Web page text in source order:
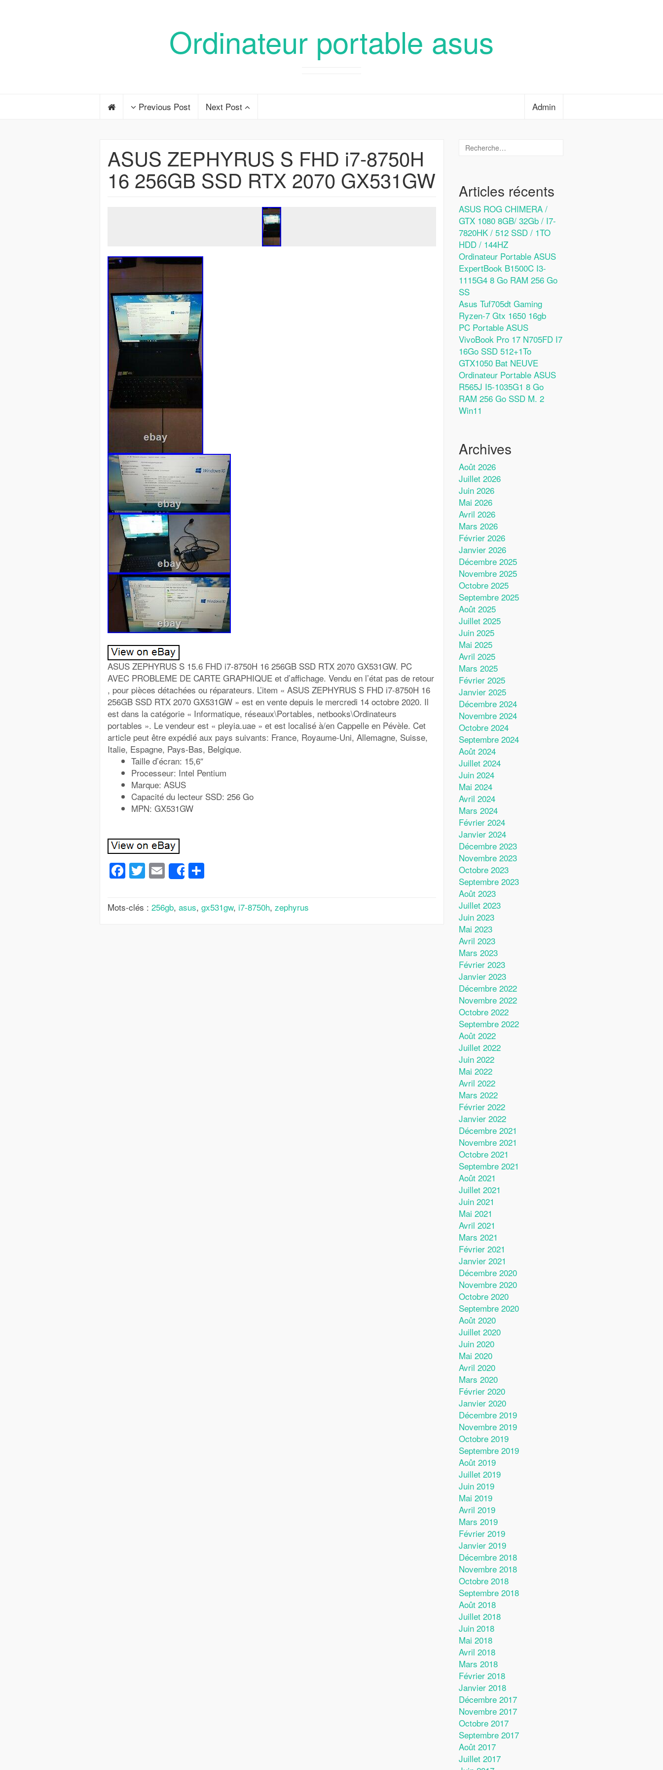
Ordinateur portable asus
Previous Post Next Post Admin
ASUS ZEPHYRUS S FHD i7-8750H
16 256GB SSD RTX 2070 GX531GW
ASUS ZEPHYRUS S 15.6 FHD i7-8750H 16 256GB SSD RTX 2070 GX531GW. PC
AVEC PROBLEME DE CARTE GRAPHIQUE et d’affichage. Vendu en l’état pas de retour
, pour pièces détachées ou réparateurs. L’item « ASUS ZEPHYRUS S FHD i7-8750H 16
256GB SSD RTX 2070 GX531GW » est en vente depuis le mercredi 14 octobre 2020. Il
est dans la catégorie « Informatique, réseaux\Portables, netbooks\Ordinateurs
portables ». Le vendeur est « pleyia.uae » et est localisé à/en Cappelle en Pévèle. Cet
article peut être expédié aux pays suivants: France, Royaume-Uni, Allemagne, Suisse,
Italie, Espagne, Pays-Bas, Belgique.
Taille d’écran: 15,6″
Processeur: Intel Pentium
Marque: ASUS
Capacité du lecteur SSD: 256 Go
MPN: GX531GW
Facebook
Twitter
Email
Share
Mots-clés : 256gb, asus, gx531gw, i7-8750h, zephyrus
Articles récents
ASUS ROG CHIMERA /
GTX 1080 8GB/ 32Gb / I7-
7820HK / 512 SSD / 1TO
HDD / 144HZ
Ordinateur Portable ASUS
ExpertBook B1500C I3-
1115G4 8 Go RAM 256 Go
SS
Asus Tuf705dt Gaming
Ryzen-7 Gtx 1650 16gb
PC Portable ASUS
VivoBook Pro 17 N705FD I7
16Go SSD 512+1To
GTX1050 Bat NEUVE
Ordinateur Portable ASUS
R565J I5-1035G1 8 Go
RAM 256 Go SSD M. 2
Win11
Archives
Août 2026
Juillet 2026
Juin 2026
Mai 2026
Avril 2026
Mars 2026
Février 2026
Janvier 2026
Décembre 2025
Novembre 2025
Octobre 2025
Septembre 2025
Août 2025
Juillet 2025
Juin 2025
Mai 2025
Avril 2025
Mars 2025
Février 2025
Janvier 2025
Décembre 2024
Novembre 2024
Octobre 2024
Septembre 2024
Août 2024
Juillet 2024
Juin 2024
Mai 2024
Avril 2024
Mars 2024
Février 2024
Janvier 2024
Décembre 2023
Novembre 2023
Octobre 2023
Septembre 2023
Août 2023
Juillet 2023
Juin 2023
Mai 2023
Avril 2023
Mars 2023
Février 2023
Janvier 2023
Décembre 2022
Novembre 2022
Octobre 2022
Septembre 2022
Août 2022
Juillet 2022
Juin 2022
Mai 2022
Avril 2022
Mars 2022
Février 2022
Janvier 2022
Décembre 2021
Novembre 2021
Octobre 2021
Septembre 2021
Août 2021
Juillet 2021
Juin 2021
Mai 2021
Avril 2021
Mars 2021
Février 2021
Janvier 2021
Décembre 2020
Novembre 2020
Octobre 2020
Septembre 2020
Août 2020
Juillet 2020
Juin 2020
Mai 2020
Avril 2020
Mars 2020
Février 2020
Janvier 2020
Décembre 2019
Novembre 2019
Octobre 2019
Septembre 2019
Août 2019
Juillet 2019
Juin 2019
Mai 2019
Avril 2019
Mars 2019
Février 2019
Janvier 2019
Décembre 2018
Novembre 2018
Octobre 2018
Septembre 2018
Août 2018
Juillet 2018
Juin 2018
Mai 2018
Avril 2018
Mars 2018
Février 2018
Janvier 2018
Décembre 2017
Novembre 2017
Octobre 2017
Septembre 2017
Août 2017
Juillet 2017